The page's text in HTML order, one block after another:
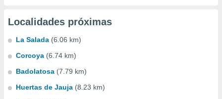
Localidades próximas
La Salada (6.06 km)
Corcoya (6.74 km)
Badolatosa (7.79 km)
Huertas de Jauja (8.23 km)